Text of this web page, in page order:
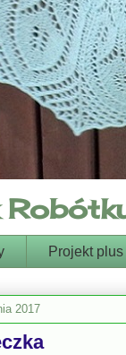
Projekt plus
2017